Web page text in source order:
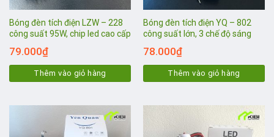
Bóng đèn tích điện LZW – 228
công suất 95W, chip led cao cấp
79.000₫
Thêm vào giỏ hàng
Bóng đèn tích điện YQ – 802
công suất lớn, 3 chế độ sáng
78.000₫
Thêm vào giỏ hàng